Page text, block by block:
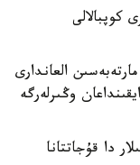
كوپبالالى
العاندارى
وڭىرلەرگە
دا قۇجاتتانا